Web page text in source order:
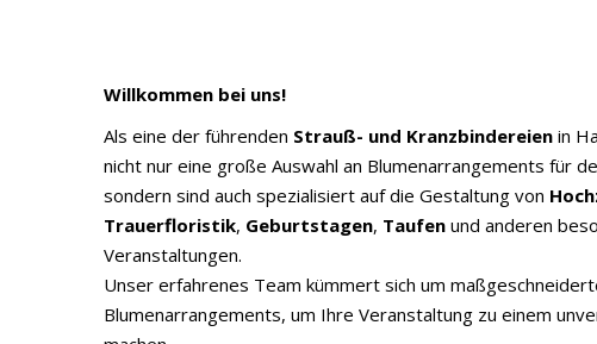
Willkommen bei uns!
Als eine der führenden Strauß- und Kranzbindereien in
nicht nur eine große Auswahl an Blumenarrangements für
sondern sind auch spezialisiert auf die Gestaltung von
Trauerfloristik, Geburtstagen, Taufen und anderen
Veranstaltungen.
Unser erfahrenes Team kümmert sich um
Blumenarrangements, um Ihre Veranstaltung zu einem